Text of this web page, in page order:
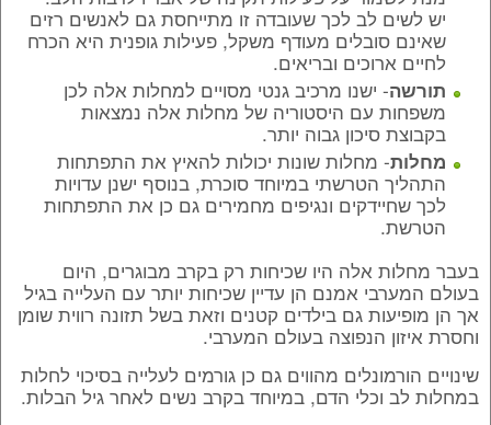
יש לשים לב לכך שעובדה זו מתייחסת גם לאנשים רזים
שאינם סובלים מעודף משקל, פעילות גופנית היא הכרח
לחיים ארוכים ובריאים.
תורשה- ישנו מרכיב גנטי מסויים למחלות אלה לכן
משפחות עם היסטוריה של מחלות אלה נמצאות
בקבוצת סיכון גבוה יותר.
מחלות- מחלות שונות יכולות להאיץ את התפתחות
התהליך הטרשתי במיוחד סוכרת, בנוסף ישנן עדויות
לכך שחיידקים ונגיפים מחמירים גם כן את התפתחות
הטרשת.
בעבר מחלות אלה היו שכיחות רק בקרב מבוגרים, היום
בעולם המערבי אמנם הן עדיין שכיחות יותר עם העלייה בגיל
אך הן מופיעות גם בילדים קטנים וזאת בשל תזונה רווית שומן
וחסרת איזון הנפוצה בעולם המערבי.
שינויים הורמונלים מהווים גם כן גורמים לעלייה בסיכוי לחלות
במחלות לב וכלי הדם, במיוחד בקרב נשים לאחר גיל הבלות.